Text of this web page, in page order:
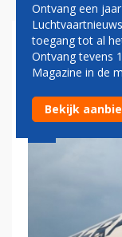
HEBBEN
Ontvang een
toegang tot al
Ontvang tevens
Magazine in de
Bekijk